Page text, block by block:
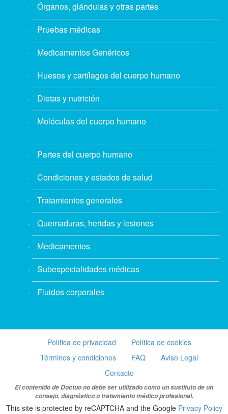
Órganos, glándulas y otras partes
Pruebas médicas
Medicamentos Genéricos
Huesos y cartílagos del cuerpo humano
Dietas y nutrición
Moléculas del cuerpo humano
Partes del cuerpo humano
Condiciones y estados de salud
Tratamientos generales
Quemaduras, heridas y lesiones
Medicamentos
Subespecialidades médicas
Fluidos corporales
Política de privacidad
Política de cookies
Términos y condiciones
FAQ
Aviso Legal
Contacto
El contenido de Doctuo no debe ser utilizado como un sustituto de un
consejo, diagnóstico o tratamiento médico profesional.
This site is protected by reCAPTCHA and the Google Privacy Policy